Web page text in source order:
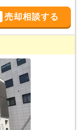
売却相談する